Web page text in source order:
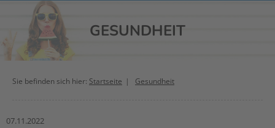
GESUNDHEIT
Sie befinden sich hier: Startseite Gesundheit
07.11.2022